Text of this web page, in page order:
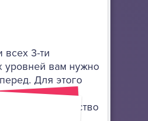
всех 3-ти
уровней вам нужно
Для этого
этапе
количество